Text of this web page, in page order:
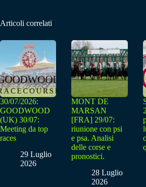
Articoli correlati
30/07/2026:
GOODWOOD
(UK) 30/07:
Meeting da top
races
29 Luglio
2026
MONT DE
MARSAN
[FRA] 29/07:
riunione con psi
e psa. Analisi
delle corse e
pronostici.
28 Luglio
2026